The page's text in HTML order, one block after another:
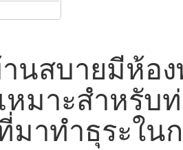
นสบายมีห้อ
หมาะสำหรับ
มาทำธุระใน